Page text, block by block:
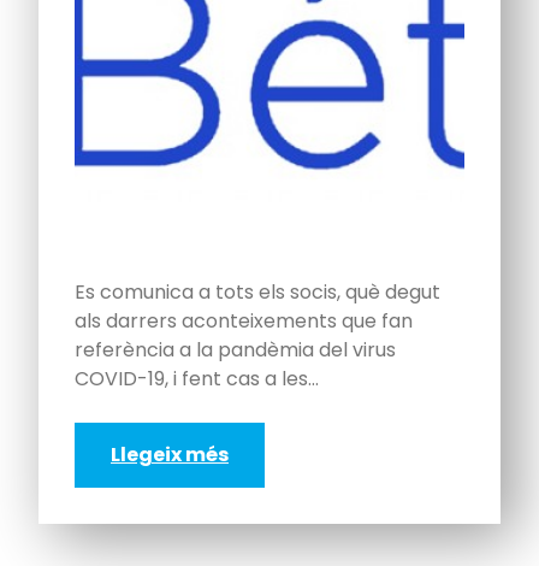
Es comunica a tots els socis, què degut
als darrers aconteixements que fan
referència a la pandèmia del virus
COVID-19, i fent cas a les…
Llegeix més